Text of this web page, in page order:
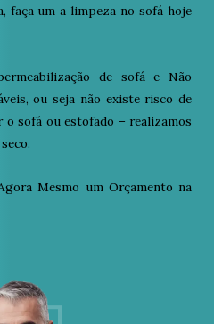
faça um a limpeza no sofá hoje
de sofá e Não
ou seja não existe risco de
sofá ou estofado – realizamos
Mesmo um Orçamento na